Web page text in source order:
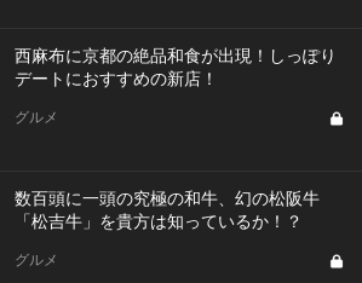
西麻布に京都の絶品和食が出現！しっぽり
デートにおすすめの新店！
グルメ
数百頭に一頭の究極の和牛、幻の松阪牛
「松吉牛」を貴方は知っているか！？
グルメ